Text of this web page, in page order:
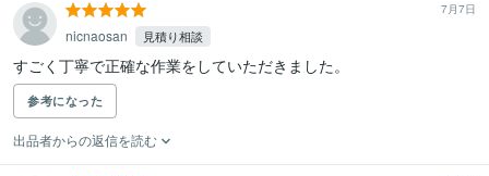
7月7日
nicnaosan 見積り相談
すごく丁寧で正確な作業をしていただきました。
参考になった
出品者からの返信を読む